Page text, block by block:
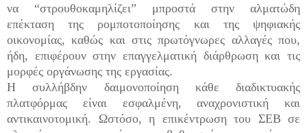
να “στρουθοκαμηλίζει” μπροστά στην αλματώδη
επέκταση της ρομποτοποίησης και της ψηφιακής
οικονομίας, καθώς και στις πρωτόγνωρες αλλαγές που,
ήδη, επιφέρουν στην επαγγελματική διάρθρωση και τις
μορφές οργάνωσης της εργασίας.
Η συλλήβδην δαιμονοποίηση κάθε διαδικτυακής
πλατφόρμας είναι εσφαλμένη, αναχρονιστική και
αντικαινοτομική. Ωστόσο, η επικέντρωση του ΣΕΒ σε